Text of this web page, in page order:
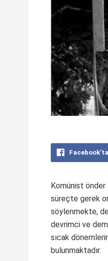
Komünist önder
süreçte gerek
söylenmekte,
devrimci ve
sıcak
bulunmaktadır.